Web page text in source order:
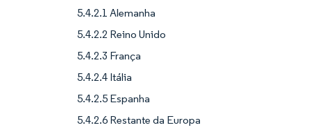
5.4.2.1 Alemanha
5.4.2.2 Reino Unido
5.4.2.3 França
5.4.2.4 Itália
5.4.2.5 Espanha
5.4.2.6 Restante da Europa